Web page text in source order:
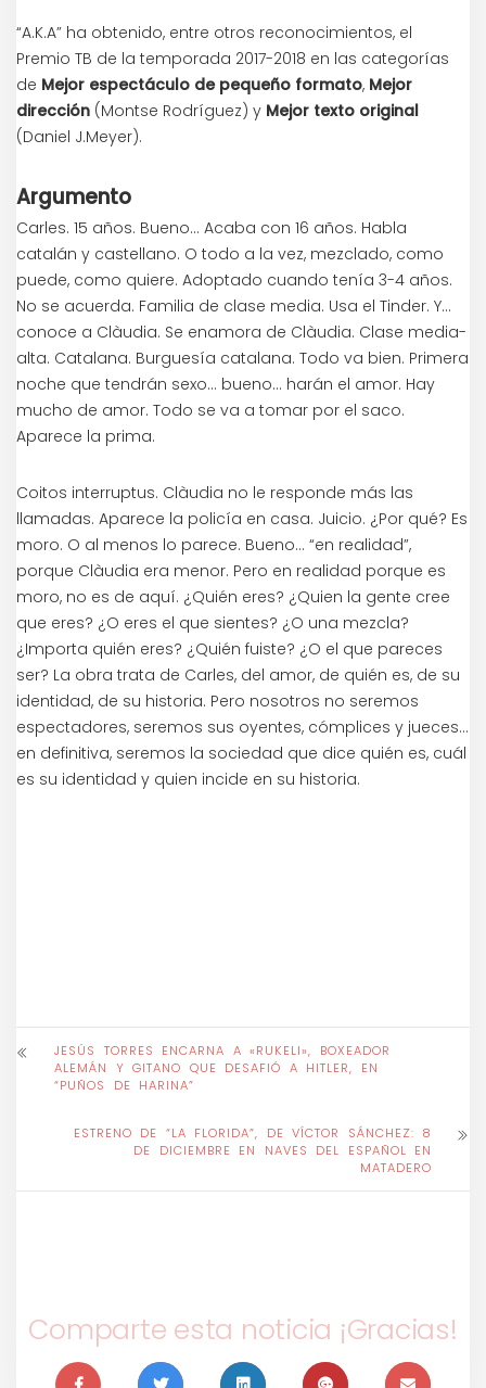
“A.K.A” ha obtenido, entre otros reconocimientos, el
Premio TB de la temporada 2017-2018 en las categorías
de Mejor espectáculo de pequeño formato, Mejor
dirección (Montse Rodríguez) y Mejor texto original
(Daniel J.Meyer).
Argumento
Carles. 15 años. Bueno… Acaba con 16 años. Habla
catalán y castellano. O todo a la vez, mezclado, como
puede, como quiere. Adoptado cuando tenía 3-4 años.
No se acuerda. Familia de clase media. Usa el Tinder. Y…
conoce a Clàudia. Se enamora de Clàudia. Clase media-
alta. Catalana. Burguesía catalana. Todo va bien. Primera
noche que tendrán sexo… bueno… harán el amor. Hay
mucho de amor. Todo se va a tomar por el saco.
Aparece la prima.
Coitos interruptus. Clàudia no le responde más las
llamadas. Aparece la policía en casa. Juicio. ¿Por qué? Es
moro. O al menos lo parece. Bueno… “en realidad”,
porque Clàudia era menor. Pero en realidad porque es
moro, no es de aquí. ¿Quién eres? ¿Quien la gente cree
que eres? ¿O eres el que sientes? ¿O una mezcla?
¿Importa quién eres? ¿Quién fuiste? ¿O el que pareces
ser? La obra trata de Carles, del amor, de quién es, de su
identidad, de su historia. Pero nosotros no seremos
espectadores, seremos sus oyentes, cómplices y jueces…
en definitiva, seremos la sociedad que dice quién es, cuál
es su identidad y quien incide en su historia.
JESÚS TORRES ENCARNA A «RUKELI», BOXEADOR
ALEMÁN Y GITANO QUE DESAFIÓ A HITLER, EN
“PUÑOS DE HARINA”
ESTRENO DE “LA FLORIDA”, DE VÍCTOR SÁNCHEZ: 8
DE DICIEMBRE EN NAVES DEL ESPAÑOL EN
MATADERO
Comparte esta noticia ¡Gracias!